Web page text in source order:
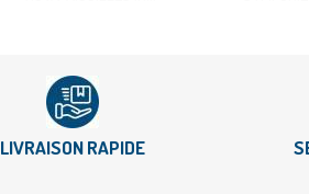
LIVRAISON RAPIDE